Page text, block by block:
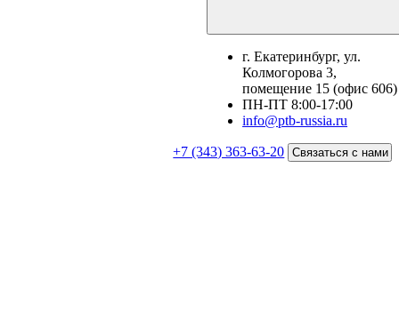
г. Екатеринбург, ул.
Колмогорова 3,
помещение 15 (офис 606)
ПН-ПТ 8:00-17:00
info@ptb-russia.ru
+7 (343) 363-63-20 Связаться с нами